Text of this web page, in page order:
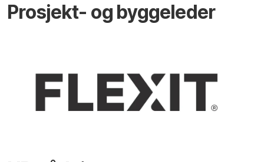
Prosjekt- og byggeleder